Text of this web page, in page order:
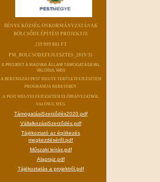
BÉNYE KÖZSÉG ÖNKORMÁNYZATÁNAK
BÖLCSŐDE ÉPÍTÉSI PROJEKTJE
239 999 881 FT
PM_BOLCSODEFEJLESZTES_2019/35
A PROJEKT A MAGYAR ÁLLAM TÁMOGATÁSÁVAL
VALÓSUL MEG
A BERUHÁZÁS PEST MEGYE TERÜLETFEJLESZTÉSI
PROGRAMJA KERETÉBEN
A PEST MEGYEI FEJLESZTÉSI ELŐIRÁNYZATBÓL
VALÓSUL MEG
TámogatásiSzerződés2020.pdf
VállalkozásiSzerződés.pdf
Tájékoztató az építkezés
megkezdéséről.pdf
Műszaki leírás.pdf
Alaprajz.pdf
Tájékoztatás a projektről.pdf